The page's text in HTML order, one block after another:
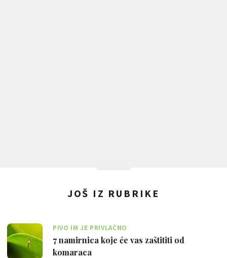
JOŠ IZ RUBRIKE
PIVO IM JE PRIVLAČNO
7 namirnica koje će vas zaštititi od
komaraca